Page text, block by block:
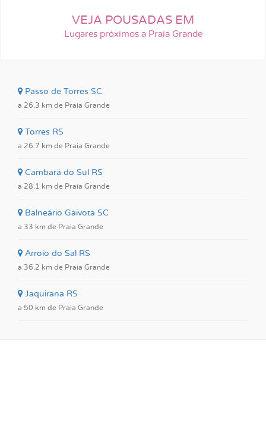
VEJA POUSADAS EM
Lugares próximos a Praia Grande
Passo de Torres SC
a 26.3 km de Praia Grande
Torres RS
a 26.7 km de Praia Grande
Cambará do Sul RS
a 28.1 km de Praia Grande
Balneário Gaivota SC
a 33 km de Praia Grande
Arroio do Sal RS
a 36.2 km de Praia Grande
Jaquirana RS
a 50 km de Praia Grande